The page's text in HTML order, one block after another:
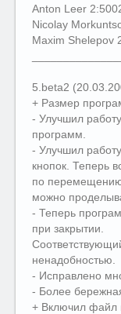
Anton Leer
Nicolay
Maxim Shelepov
5.beta2
+ Размер
- Улучшил
программ.
- Улучшил
кнопок. Теперь
по
можно
- Теперь
при закрытии.
ненадобностью.
- Исправлено
- Более
+ Включил файл